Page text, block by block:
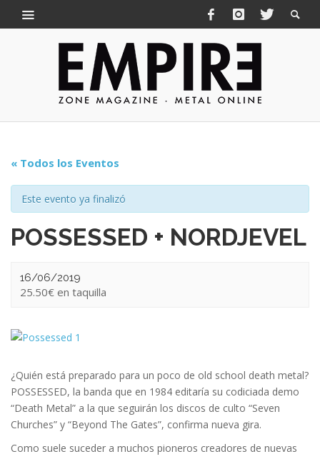
« Todos los Eventos
Este evento ya finalizó
POSSESSED + NORDJEVEL
16/06/2019
25.50€
¿Quién está preparado para un poco de old school death metal?
POSSESSED, la banda que en 1984 editaría su codiciada demo
“Death Metal” a la que seguirán los discos de culto “Seven
Churches” y “Beyond The Gates”, confirma nueva gira.
Como suele suceder a muchos pioneros creadores de nuevas